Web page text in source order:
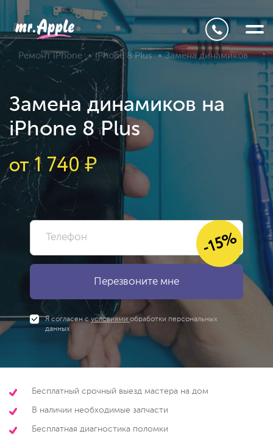
Ремонт iPhone iPhone 8 Plus Замена динамиков
Замена динамиков на
iPhone 8 Plus
от1 740₽
-15%
Я согласен сусловиями обработки персональных
данных
Бесплатный срочный выезд мастера на дом
В наличии необходимые запчасти
Бесплатная диагностика поломки